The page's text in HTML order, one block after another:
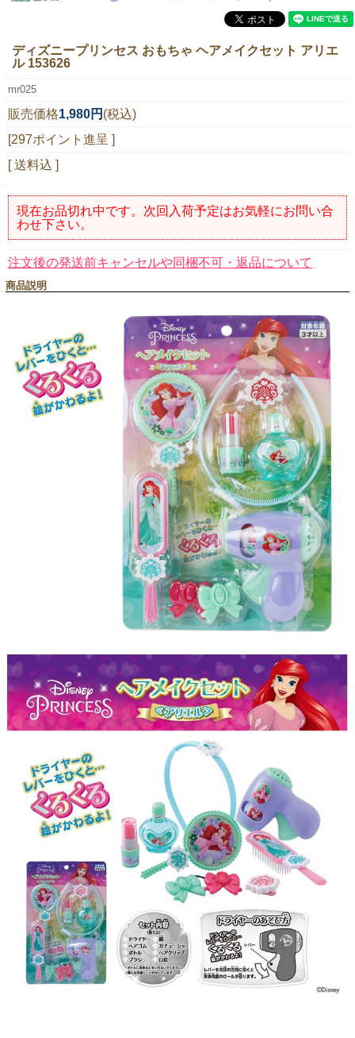
ディズニープリンセス おもちゃ ヘアメイクセット アリエ
ル 153626
mr025
販売価格1,980円 (税込)
[297ポイント進呈 ]
[ 送料込 ]
現在お品切れ中です。次回入荷予定はお気軽にお問い合
わせ下さい。
注文後の発送前キャンセルや同梱不可・返品について
商品説明
マイページログイン
お問い合わせ
0120-221-040